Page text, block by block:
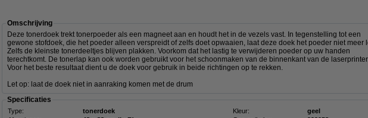
Omschrijving
Deze tonerdoek trekt tonerpoeder als een magneet aan en houdt het in de vezels vast. In tegenstelling tot een
gewone stofdoek, die het poeder alleen verspreidt of zelfs doet opwaaien, laat deze doek het poeder niet meer
Zelfs de kleinste tonerdeeltjes blijven plakken. Voorkom dat het lastig te verwijderen poeder op uw handen
terechtkomt. De tonerlap kan ook worden gebruikt voor het schoonmaken van de binnenkant van de
Voor het beste resultaat dient u de doek voor gebruik in beide richtingen op te rekken.
Let op: laat de doek niet in aanraking komen met de drum
Specificaties
Type: tonerdoek Kleur:
geel